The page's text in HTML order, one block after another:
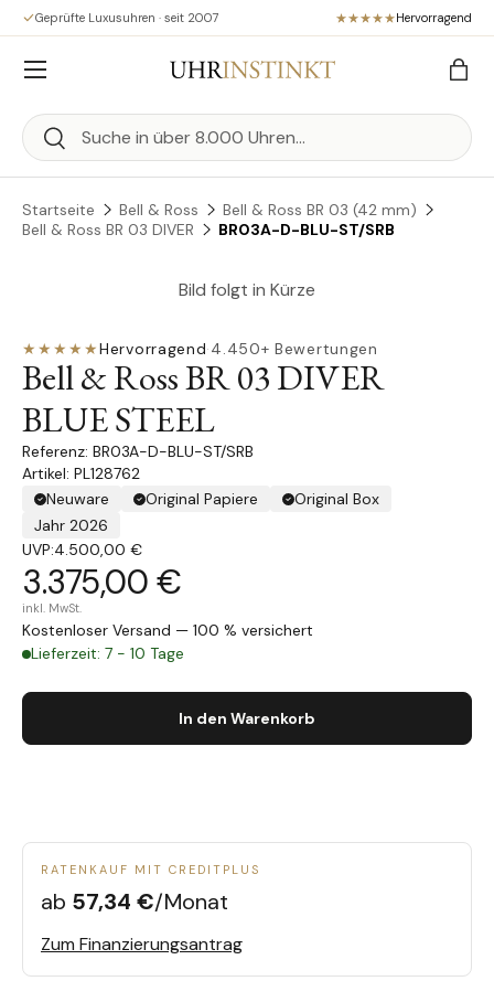
Direkt zum Inhalt
Geprüfte Luxusuhren · seit 2007 Hervorragend
Suchen
Suchen
Menü
Startseite Bell & Ross
Bell & Ross BR 03 (42 mm)
Bell & Ross BR 03 DIVER
BR03A-D-BLU-ST/SRB
Bild folgt in Kürze
★★★★★Hervorragend·4.450+ Bewertungen
Bell & Ross BR 03 DIVER
BLUE STEEL
BR03A-D-BLU-ST/SRB
Artikel: PL128762
Neuware
Original Papiere
Original Box
Jahr 2026
UVP:4.500,00 €
3.375,00 €
inkl. MwSt.
Kostenloser Versand — 100 % versichert
Lieferzeit: 7 - 10 Tage
In den Warenkorb
RATENKAUF MIT CREDITPLUS
ab 57,34 €/Monat
Zum Finanzierungsantrag